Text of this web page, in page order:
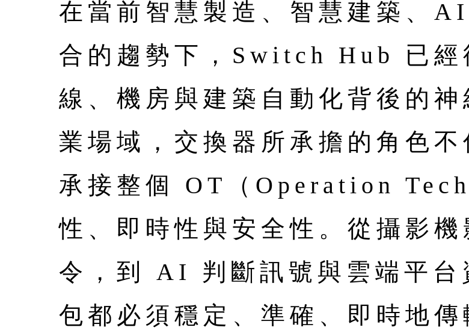
在當前智慧製造、智慧建築、
合的趨勢下，Switch Hub 已經
線、機房與建築自動化背後的
業場域，交換器所承擔的角色
承接整個 OT（Operation
性、即時性與安全性。從攝影
令，到 AI 判斷訊號與雲端平台
包都必須穩定、準確、即時地傳